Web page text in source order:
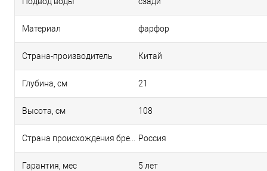
Материал фарфор
Страна-производитель Китай
Глубина, см 21
Высота, см 108
Россия
Гарантия, мес 5 лет